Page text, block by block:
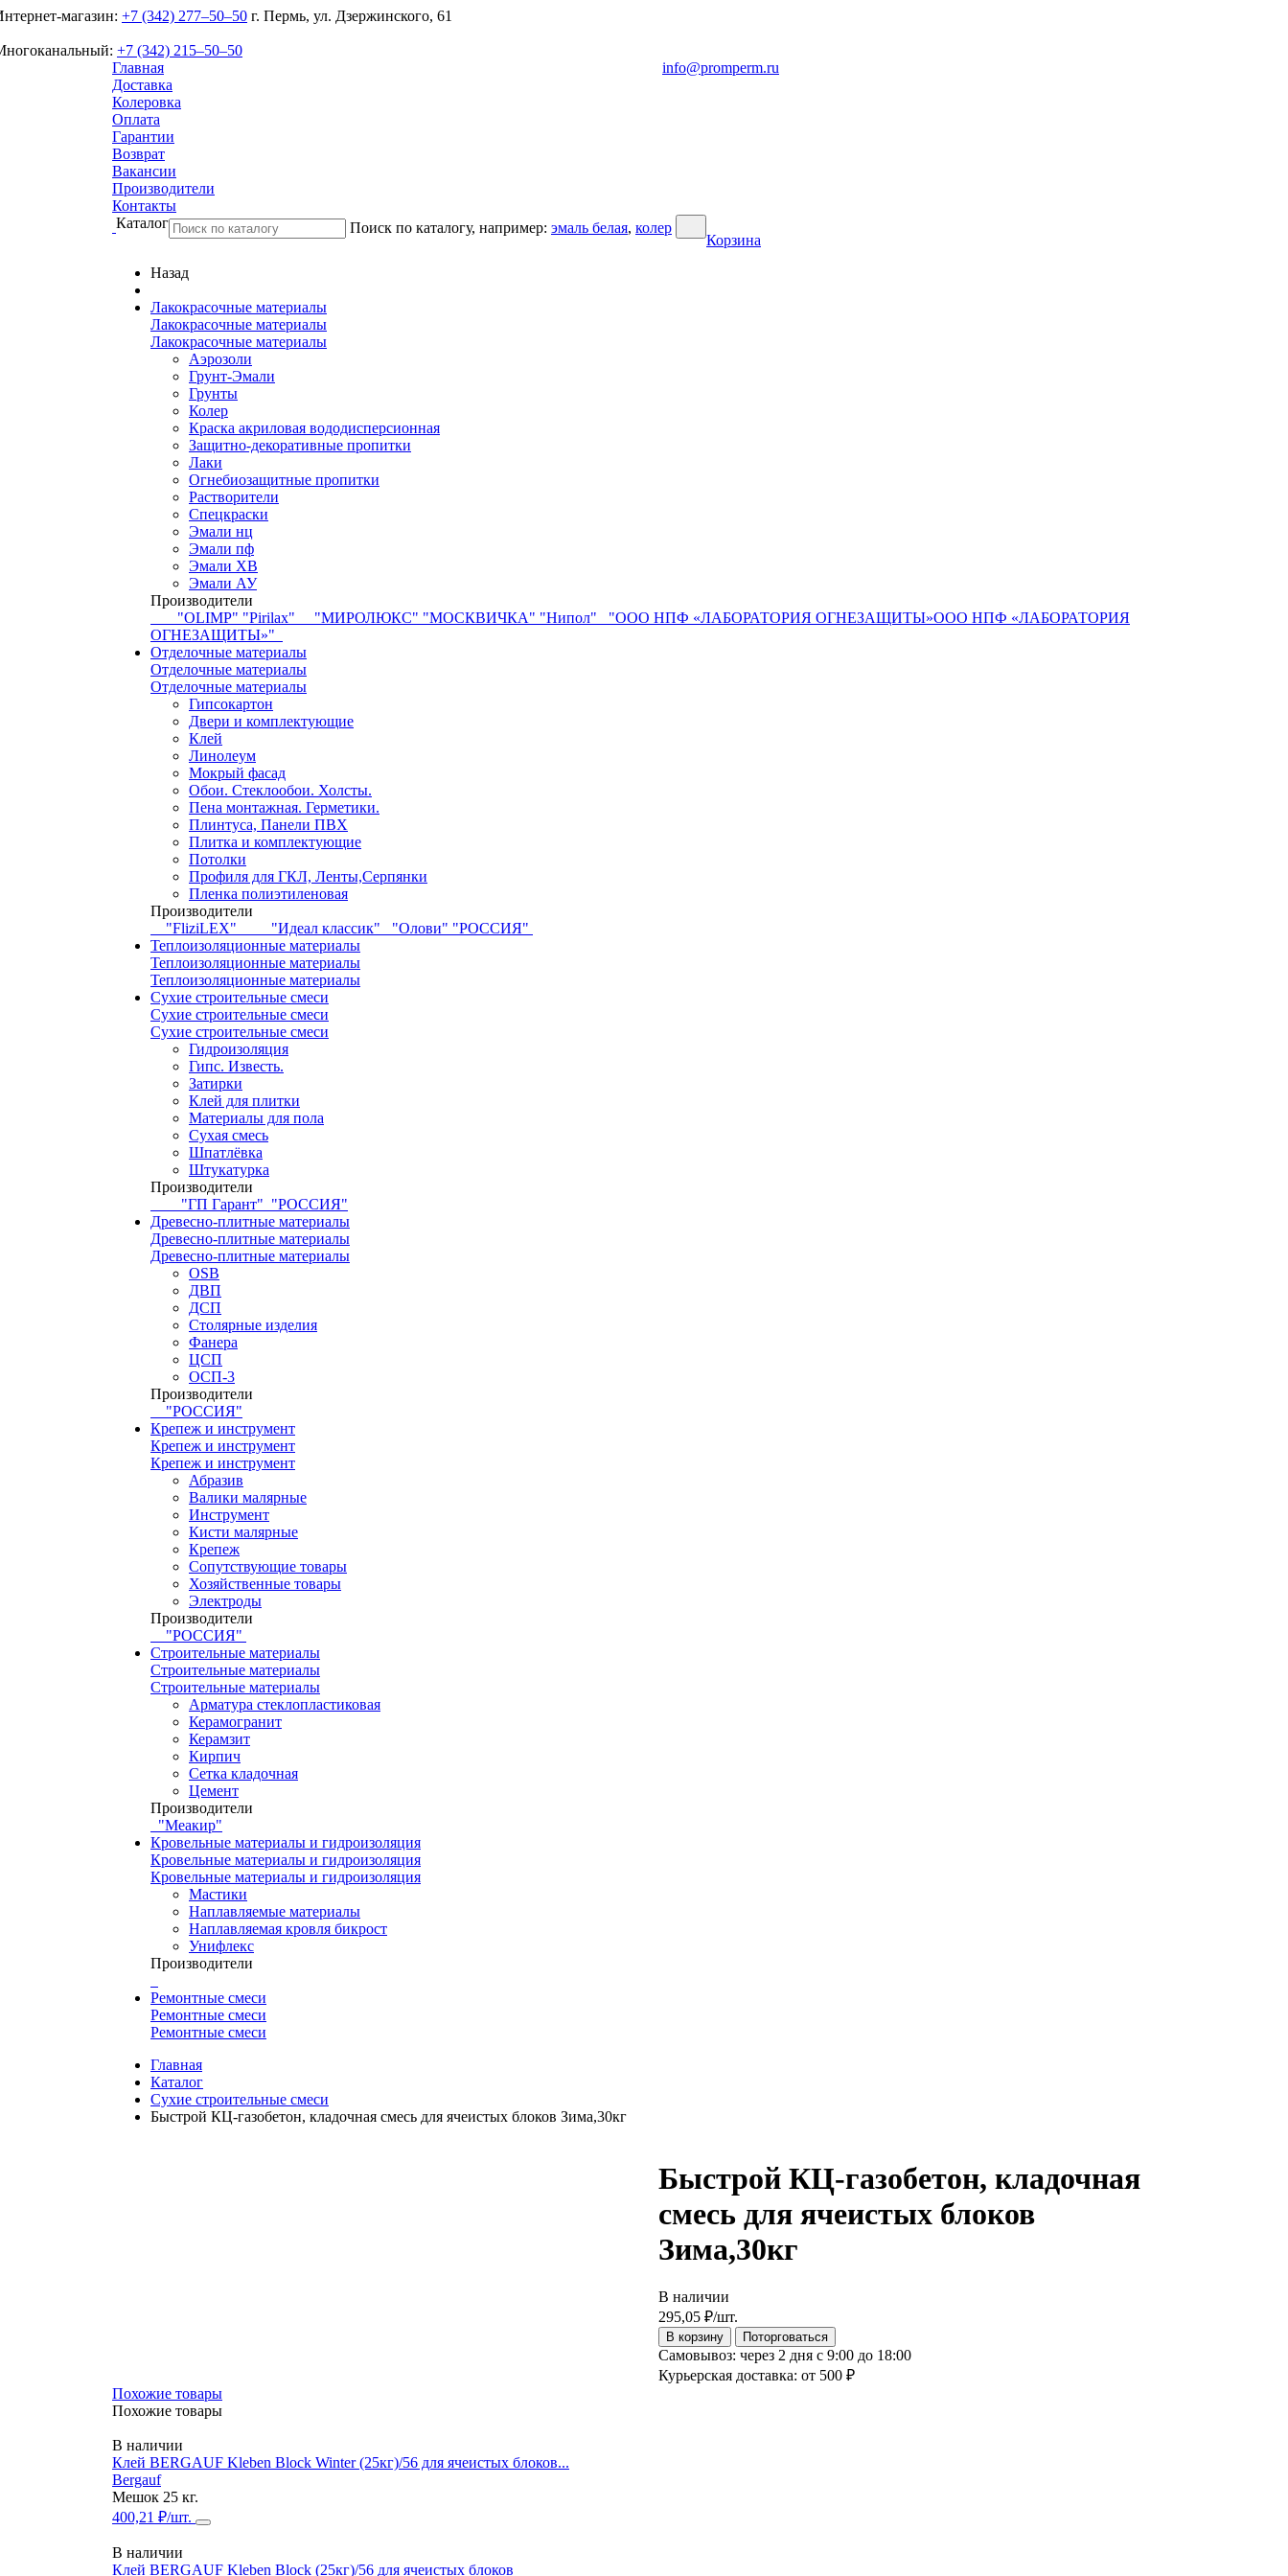
магазин: +7 (342) 277‒50‒50
+7 (342) 215‒50‒50
г. Пермь, ул. Дзержинского, 61
Главная
Доставка
Колеровка
Оплата
Гарантии
Возврат
Вакансии
Производители
Контакты
info@promperm.ru
Каталог Поиск по каталогу, например: эмаль белая, колер
Корзина
Назад
Лакокрасочные материалы
Лакокрасочные материалы
Лакокрасочные материалы
Аэрозоли
Грунт-Эмали
Грунты
Колер
Краска акриловая вододисперсионная
Защитно-декоративные пропитки
Лаки
Огнебиозащитные пропитки
Растворители
Спецкраски
Эмали нц
Эмали пф
Эмали ХВ
Эмали АУ
Производители
"OLIMP" "Pirilax" "МИРОЛЮКС" "МОСКВИЧКА" "Нипол"
"ООО НПФ «ЛАБОРАТОРИЯ ОГНЕЗАЩИТЫ»ООО НПФ «ЛАБОРАТОРИЯ
ОГНЕЗАЩИТЫ»"
Отделочные материалы
Отделочные материалы
Отделочные материалы
Гипсокартон
Двери и комплектующие
Клей
Линолеум
Мокрый фасад
Обои. Стеклообои. Холсты.
Пена монтажная. Герметики.
Плинтуса, Панели ПВХ
Плитка и комплектующие
Потолки
Профиля для ГКЛ, Ленты,Серпянки
Пленка полиэтиленовая
Производители
"FliziLEX"
"Идеал классик" "Олови" "РОССИЯ"
Теплоизоляционные материалы
Теплоизоляционные материалы
Теплоизоляционные материалы
Сухие строительные смеси
Сухие строительные смеси
Сухие строительные смеси
Гидроизоляция
Гипс. Известь.
Затирки
Клей для плитки
Материалы для пола
Сухая смесь
Шпатлёвка
Штукатурка
Производители
"ГП Гарант" "РОССИЯ"
Древесно-плитные материалы
Древесно-плитные материалы
Древесно-плитные материалы
OSB
ДВП
ДСП
Столярные изделия
Фанера
ЦСП
ОСП-3
Производители
"РОССИЯ"
Крепеж и инструмент
Крепеж и инструмент
Крепеж и инструмент
Абразив
Валики малярные
Инструмент
Кисти малярные
Крепеж
Сопутствующие товары
Хозяйственные товары
Электроды
Производители
"РОССИЯ"
Строительные материалы
Строительные материалы
Строительные материалы
Арматура стеклопластиковая
Керамогранит
Керамзит
Кирпич
Сетка кладочная
Цемент
Производители
"Меакир"
Кровельные материалы и гидроизоляция
Кровельные материалы и гидроизоляция
Кровельные материалы и гидроизоляция
Мастики
Наплавляемые материалы
Наплавляемая кровля бикрост
Унифлекс
Производители
Ремонтные смеси
Ремонтные смеси
Ремонтные смеси
Главная
Каталог
Сухие строительные смеси
Быстрой КЦ-газобетон, кладочная смесь для ячеистых блоков Зима,30кг
Быстрой КЦ-газобетон, кладочная
смесь для ячеистых блоков
Зима,30кг
В наличии
295,05 ₽/шт.
В корзину Поторговаться
Самовывоз: через 2 дня с 9:00 до 18:00
Курьерская доставка: от 500 ₽
Похожие товары
Похожие товары
В наличии
Клей BERGAUF Kleben Block Winter (25кг)/56 для ячеистых блоков...
Bergauf
Мешок 25 кг.
400,21 ₽/шт.
В наличии
Клей BERGAUF Kleben Block (25кг)/56 для ячеистых блоков